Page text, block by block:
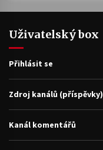
Uživatelský box
Přihlásit se
Zdroj kanálů (příspěvky)
Kanál komentářů